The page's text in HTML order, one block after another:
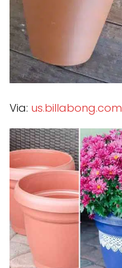
Via: us.billabong.com